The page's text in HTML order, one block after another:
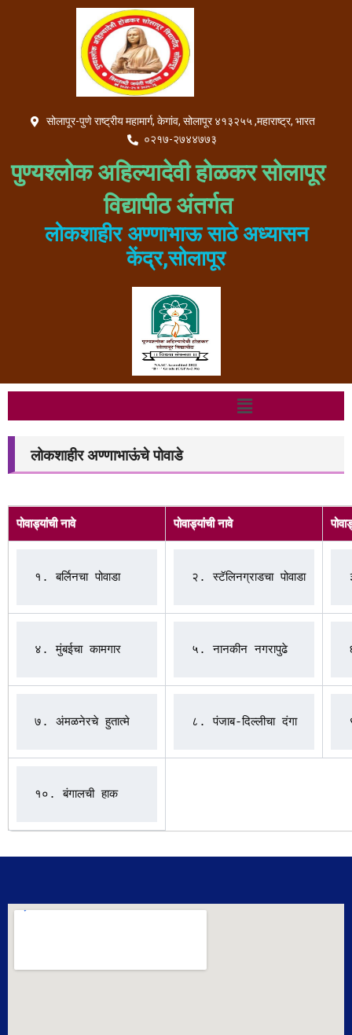
सोलापूर-पुणे राष्ट्रीय महामार्ग, केगांव, सोलापूर ४१३२५५ ,महाराष्ट्र, भारत
०२१७-२७४४७७३
पुण्यश्लोक अहिल्यादेवी होळकर सोलापूर
विद्यापीठ अंतर्गत
लोकशाहीर अण्णाभाऊ साठे अध्यासन
केंद्र,सोलापूर
Menu
लोकशाहीर अण्णाभाऊंचे पोवाडे
पोवाड्यांची नावे पोवाड्यांची नावे
१. बर्लिनचा पोवाडा २. स्टॅलिनग्राडचा पोवाडा
४. मुंबईचा कामगार ५. नानकीन नगरापुढे
७. अंमळनेरचे हुतात्मे ८. पंजाब-दिल्लीचा दंगा
१०. बंगालची हाक